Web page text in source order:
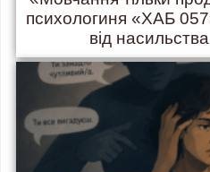
психологиня «ХАБ
від